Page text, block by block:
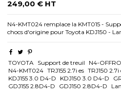
249,00 € HT
N4-KMT024 remplace la KMT015 -
chocs d'origine pour Toyota KDJ150 -
TOYOTA Support de treuil N4-
N4-KMT024 TRJ155 2.7i es TRJ150 2.7i
KDJ155 3.0 D4-D
KDJ150 3.0 D4-D
GDJ155 2.8D4-D
GDJ150 2.8D4-D